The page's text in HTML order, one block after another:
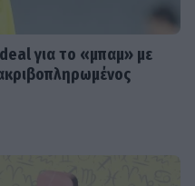
για το «μπαμ» με